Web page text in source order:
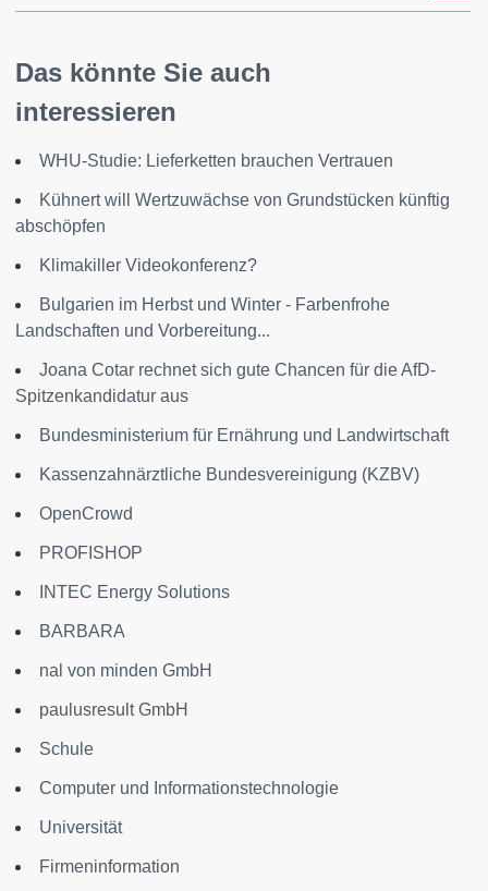
Das könnte Sie auch
interessieren
WHU-Studie: Lieferketten brauchen Vertrauen
Kühnert will Wertzuwächse von Grundstücken künftig
abschöpfen
Klimakiller Videokonferenz?
Bulgarien im Herbst und Winter - Farbenfrohe
Landschaften und Vorbereitung...
Joana Cotar rechnet sich gute Chancen für die AfD-
Spitzenkandidatur aus
Bundesministerium für Ernährung und Landwirtschaft
Kassenzahnärztliche Bundesvereinigung (KZBV)
OpenCrowd
PROFISHOP
INTEC Energy Solutions
BARBARA
nal von minden GmbH
paulusresult GmbH
Schule
Computer und Informationstechnologie
Universität
Firmeninformation